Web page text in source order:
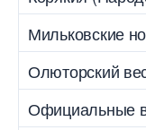
Мильковские
Олюторский
Официальные